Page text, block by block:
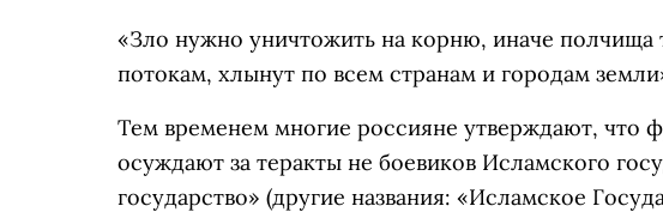
«Зло нужно уничтожить на корню, иначе полчища
потокам, хлынут по всем странам и городам
Тем временем многие россияне утверждают, что
осуждают за теракты не боевиков Исламского
государство» (другие названия: «Исламское